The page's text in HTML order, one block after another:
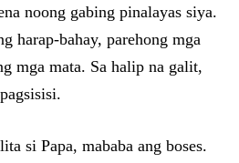
noong gabing pinalayas siya.
harap-bahay, parehong mga
mga mata. Sa halip na galit,
si Papa, mababa ang boses.